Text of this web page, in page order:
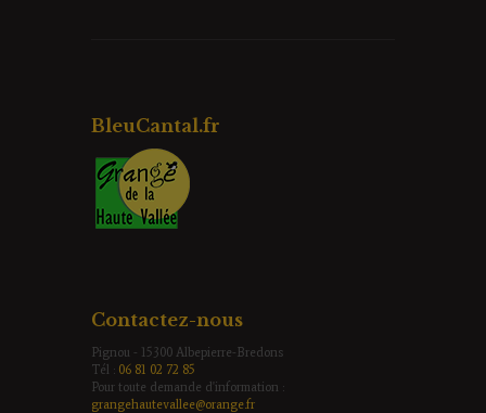
BleuCantal.fr
Contactez-nous
Pignou - 15300 Albepierre-Bredons
Tél : 06 81 02 72 85
Pour toute demande d'information :
grangehautevallee@orange.fr